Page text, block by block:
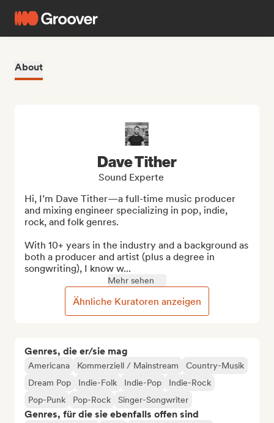
About
Genres, die er/sie mag
Americana Kommerziell / Mainstream
Country-Musik
Dream Pop
Indie-Folk Indie-Pop
Indie-Rock
Pop-Punk
Pop-Rock Singer-Songwriter
Genres, für die sie ebenfalls offen sind
Dave Tither
Sound Experte
Hi, I’m Dave Tither—a full-time music producer
and mixing engineer specializing in pop, indie,
rock, and folk genres.
With 10+ years in the industry and a background as
both a producer and artist (plus a degree in
songwriting), I know w...
Mehr sehen
Ähnliche Kuratoren anzeigen